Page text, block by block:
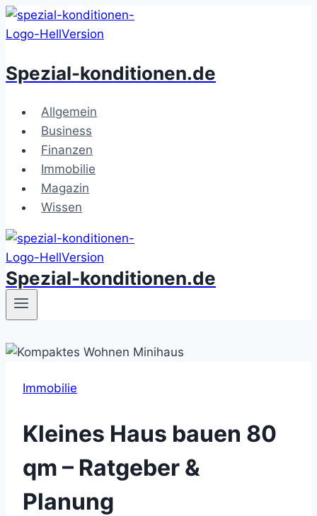
Zum
Inhalt
Spezial-konditionen.de
Allgemein
Business
Finanzen
Immobilie
Magazin
Wissen
Spezial-konditionen.de
Immobilie
Kleines Haus bauen 80
qm – Ratgeber &
Planung